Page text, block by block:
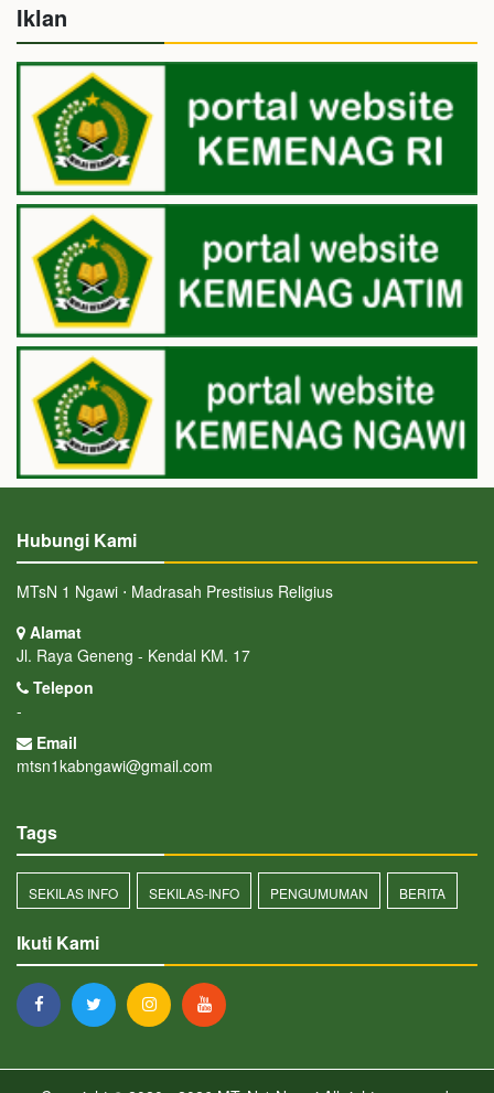
Iklan
Hubungi Kami
MTsN 1 Ngawi ⋅ Madrasah Prestisius Religius
Alamat
Jl. Raya Geneng - Kendal KM. 17
Telepon
-
Email
mtsn1kabngawi@gmail.com
Tags
SEKILAS INFO SEKILAS-INFO PENGUMUMAN BERITA
Ikuti Kami